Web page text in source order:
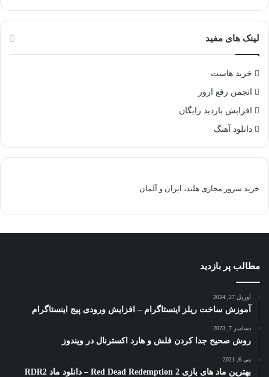
لینک های مفید
خرید هاست
انجمن رفع ارور
افزایش بازدید رایگان
دانلود آهنگ
خرید سرور مجازی هلند، ایران و آلمان
مطالب پر بازدید
آوریل 27, 2024
آموزش ساخت ریلز اینستاگرام – افزایش ورودی پیج اینستاگرام
دسامبر 7, 2023
روش صحیح جدا کردن فلش و هارد اکسترنال در ویندوز
می 6, 2021
بهترین ماد های بازی Red Dead Redemption 2 – دانلود ماد RDR2